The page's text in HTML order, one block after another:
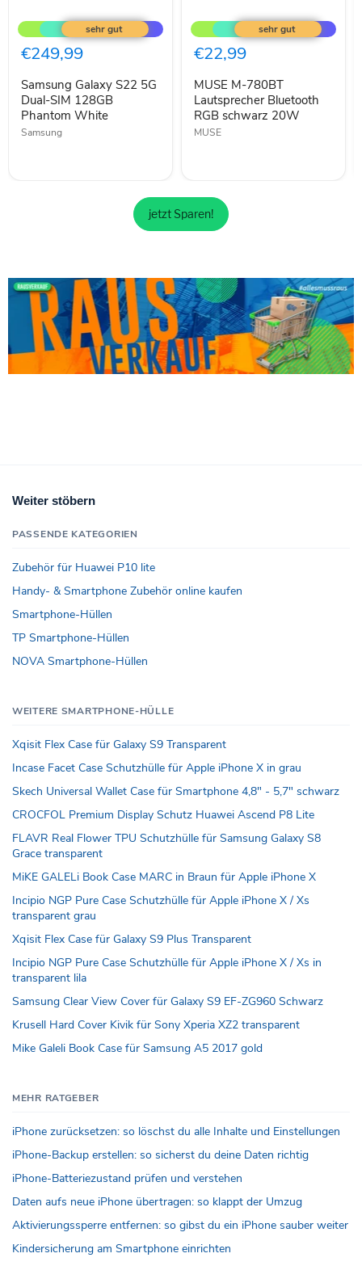
Galaxy
S22
5G
Dual-
128GB
Phantom
White
€249,99
Samsung Galaxy S22 5G
Dual-SIM 128GB
Phantom White
Samsung
M-
780BT
Lautsprecher
Bluetooth
schwarz
20W
€22,99
MUSE M-780BT
Lautsprecher Bluetooth
RGB schwarz 20W
MUSE
jetzt Sparen!
Weiter stöbern
PASSENDE KATEGORIEN
Zubehör für Huawei P10 lite
Handy- & Smartphone Zubehör online kaufen
Smartphone-Hüllen
TP Smartphone-Hüllen
NOVA Smartphone-Hüllen
WEITERE SMARTPHONE-HÜLLE
Xqisit Flex Case für Galaxy S9 Transparent
Incase Facet Case Schutzhülle für Apple iPhone X in grau
Skech Universal Wallet Case für Smartphone 4,8" - 5,7" schwarz
CROCFOL Premium Display Schutz Huawei Ascend P8 Lite
FLAVR Real Flower TPU Schutzhülle für Samsung Galaxy S8
Grace transparent
MiKE GALELi Book Case MARC in Braun für Apple iPhone X
Incipio NGP Pure Case Schutzhülle für Apple iPhone X / Xs
transparent grau
Xqisit Flex Case für Galaxy S9 Plus Transparent
Incipio NGP Pure Case Schutzhülle für Apple iPhone X / Xs in
transparent lila
Samsung Clear View Cover für Galaxy S9 EF-ZG960 Schwarz
Krusell Hard Cover Kivik für Sony Xperia XZ2 transparent
Mike Galeli Book Case für Samsung A5 2017 gold
MEHR RATGEBER
iPhone zurücksetzen: so löschst du alle Inhalte und Einstellungen
iPhone-Backup erstellen: so sicherst du deine Daten richtig
iPhone-Batteriezustand prüfen und verstehen
Daten aufs neue iPhone übertragen: so klappt der Umzug
Aktivierungssperre entfernen: so gibst du ein iPhone sauber weiter
Kindersicherung am Smartphone einrichten